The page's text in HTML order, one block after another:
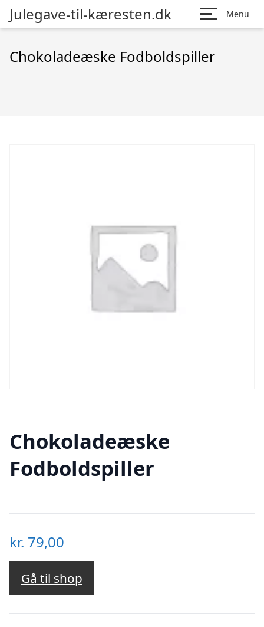
Julegave-til-kæresten.dk Menu
Chokoladeæske Fodboldspiller
Chokoladeæske
Fodboldspiller
kr. 79,00
Gå til shop